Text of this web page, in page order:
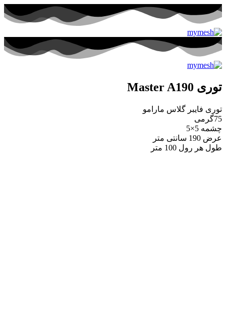
توری Master A190
توری فایبر گلاس مارامو
75گرمی
چشمه 5×5
عرض 190 سانتی متر
طول هر رول 100 متر